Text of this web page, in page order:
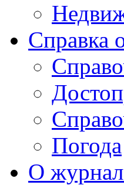
Справка
Погода
О